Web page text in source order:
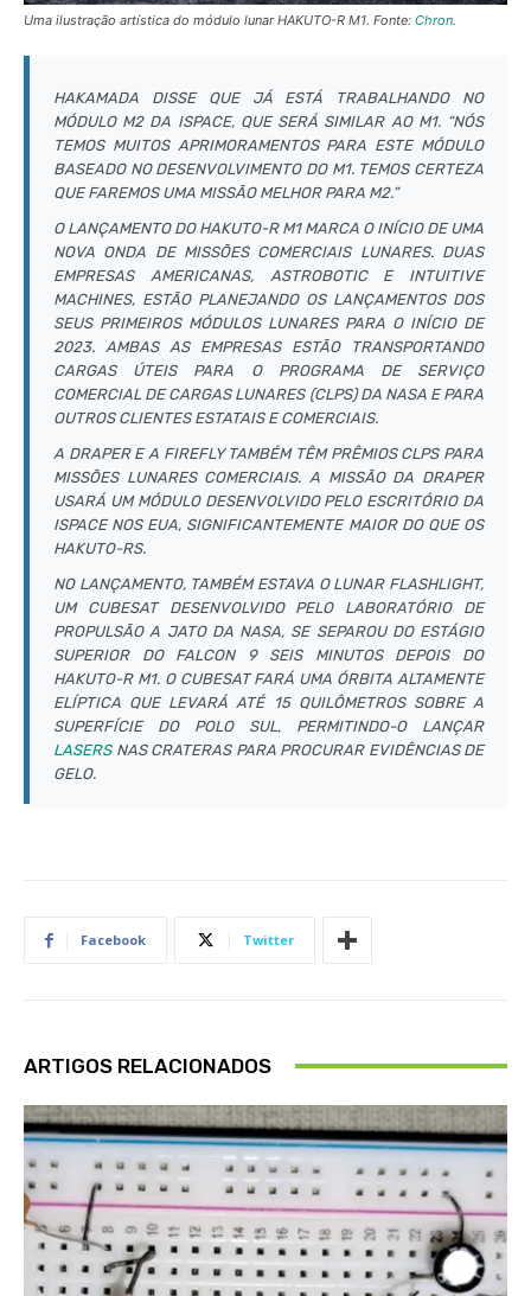
Uma ilustração artística do módulo lunar HAKUTO-R M1. Fonte: Chron.
HAKAMADA DISSE QUE JÁ ESTÁ TRABALHANDO NO
MÓDULO M2 DA ISPACE, QUE SERÁ SIMILAR AO M1. “NÓS
TEMOS MUITOS APRIMORAMENTOS PARA ESTE MÓDULO
BASEADO NO DESENVOLVIMENTO DO M1. TEMOS CERTEZA
QUE FAREMOS UMA MISSÃO MELHOR PARA M2.”
O LANÇAMENTO DO HAKUTO-R M1 MARCA O INÍCIO DE UMA
NOVA ONDA DE MISSÕES COMERCIAIS LUNARES. DUAS
EMPRESAS AMERICANAS, ASTROBOTIC E INTUITIVE
MACHINES, ESTÃO PLANEJANDO OS LANÇAMENTOS DOS
SEUS PRIMEIROS MÓDULOS LUNARES PARA O INÍCIO DE
2023. AMBAS AS EMPRESAS ESTÃO TRANSPORTANDO
CARGAS ÚTEIS PARA O PROGRAMA DE SERVIÇO
COMERCIAL DE CARGAS LUNARES (CLPS) DA NASA E PARA
OUTROS CLIENTES ESTATAIS E COMERCIAIS.
A DRAPER E A FIREFLY TAMBÉM TÊM PRÊMIOS CLPS PARA
MISSÕES LUNARES COMERCIAIS. A MISSÃO DA DRAPER
USARÁ UM MÓDULO DESENVOLVIDO PELO ESCRITÓRIO DA
ISPACE NOS EUA, SIGNIFICANTEMENTE MAIOR DO QUE OS
HAKUTO-RS.
NO LANÇAMENTO, TAMBÉM ESTAVA O LUNAR FLASHLIGHT,
UM CUBESAT DESENVOLVIDO PELO LABORATÓRIO DE
PROPULSÃO A JATO DA NASA, SE SEPAROU DO ESTÁGIO
SUPERIOR DO FALCON 9 SEIS MINUTOS DEPOIS DO
HAKUTO-R M1. O CUBESAT FARÁ UMA ÓRBITA ALTAMENTE
ELÍPTICA QUE LEVARÁ ATÉ 15 QUILÔMETROS SOBRE A
SUPERFÍCIE DO POLO SUL, PERMITINDO-O LANÇAR
LASERSNAS CRATERAS PARA PROCURAR EVIDÊNCIAS DE
GELO.
Facebook Twitter
ARTIGOS RELACIONADOS